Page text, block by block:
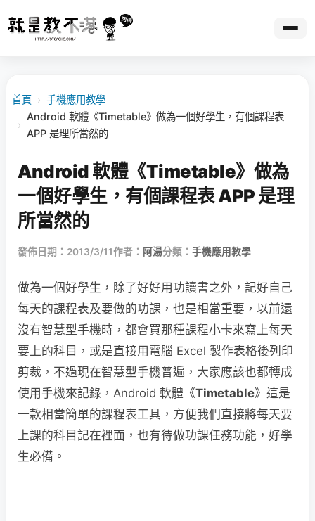
首頁 › 手機應用教學
›
Android 軟體《Timetable》做為一個好學生，有個課程表
APP 是理所當然的
Android 軟體《Timetable》做為
一個好學生，有個課程表 APP 是理
所當然的
發佈日期：2013/3/11作者： 阿湯分類： 手機應用教學
做為一個好學生，除了好好用功讀書之外，記好自己
每天的課程表及要做的功課，也是相當重要，以前還
沒有智慧型手機時，都會買那種課程小卡來寫上每天
要上的科目，或是直接用電腦 Excel 製作表格後列印
剪裁，不過現在智慧型手機普遍，大家應該也都轉成
使用手機來記錄，Android 軟體《Timetable》這是
一款相當簡單的課程表工具，方便我們直接將每天要
上課的科目記在裡面，也有待做功課任務功能，好學
生必備。